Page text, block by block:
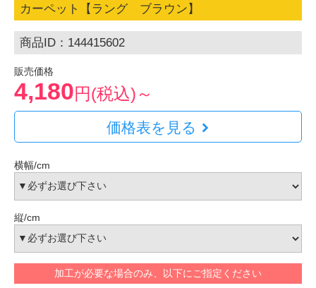
カーペット【ラング ブラウン】
商品ID：144415602
販売価格
4,180円(税込)～
価格表を見る
横幅/cm
縦/cm
加工が必要な場合のみ、以下にご指定ください